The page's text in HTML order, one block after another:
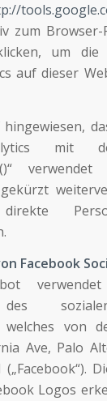
zum
um die
auf dieser
mit
Facebook
des
welches von
Ave, Palo
Logos